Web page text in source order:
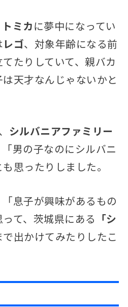
トミカに夢中になってい
レゴ、対象年齢になる前
たりしていて、親バカ
天才なんじゃないかと
シルバニアファミリー
男の子なのにシルバニ
思ったりしました。
息子が興味があるもの
て、茨城県にある 「シ
で出かけてみたりしたこ